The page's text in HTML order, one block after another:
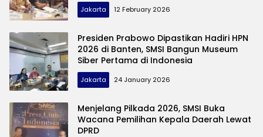
Jakarta 12 February 2026
Presiden Prabowo Dipastikan Hadiri HPN
2026 di Banten, SMSI Bangun Museum
Siber Pertama di Indonesia
Jakarta 24 January 2026
Menjelang Pilkada 2026, SMSI Buka
Wacana Pemilihan Kepala Daerah Lewat
DPRD